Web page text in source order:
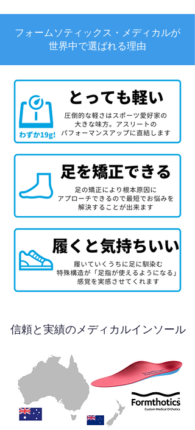
フォームソティックス・メディカルが
世界中で選ばれる理由
信頼と実績のメディカルインソール